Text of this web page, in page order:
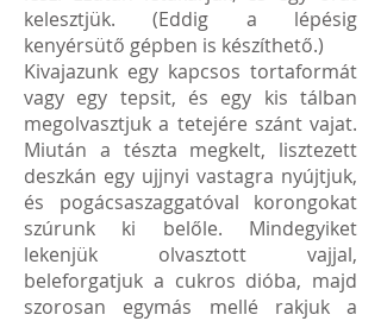
kelesztjük. (Eddig a lépésig
kenyérsütő gépben is készíthető.)
Kivajazunk egy kapcsos tortaformát
vagy egy tepsit, és egy kis tálban
megolvasztjuk a tetejére szánt vajat.
Miután a tészta megkelt, lisztezett
deszkán egy ujjnyi vastagra nyújtjuk,
és pogácsaszaggatóval korongokat
szúrunk ki belőle. Mindegyiket
lekenjük olvasztott vajjal,
beleforgatjuk a cukros dióba, majd
szorosan egymás mellé rakjuk a